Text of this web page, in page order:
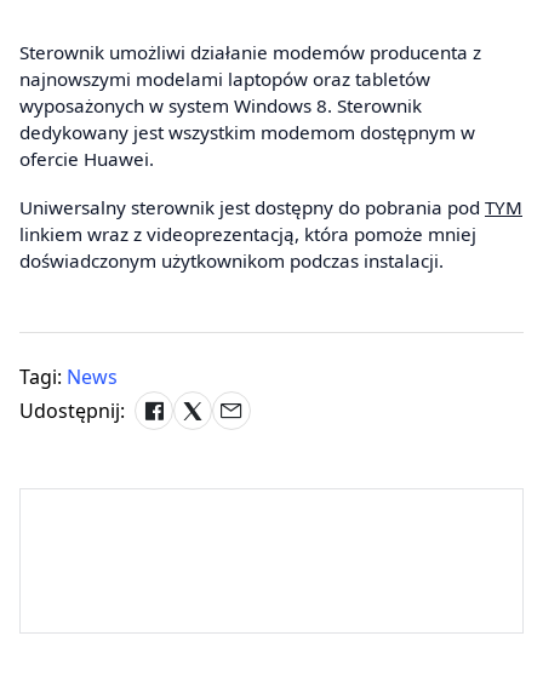
Sterownik umożliwi działanie modemów producenta z
najnowszymi modelami laptopów oraz tabletów
wyposażonych w system Windows 8. Sterownik
dedykowany jest wszystkim modemom dostępnym w
ofercie Huawei.
Uniwersalny sterownik jest dostępny do pobrania pod TYM
linkiem wraz z videoprezentacją, która pomoże mniej
doświadczonym użytkownikom podczas instalacji.
Tagi: News
Udostępnij: